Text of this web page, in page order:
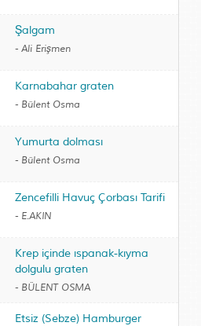
Şalgam
- Ali Erişmen
Karnabahar graten
- Bülent Osma
Yumurta dolması
- Bülent Osma
Zencefilli Havuç Çorbası Tarifi
- E.AKIN
Krep içinde ıspanak-kıyma
dolgulu graten
- BÜLENT OSMA
Etsiz (Sebze) Hamburger